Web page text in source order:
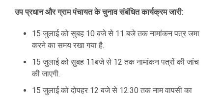
उप प्रधान और ग्राम पंचायत के चुनाव संबंधित कार्यक्रम जारी:
15 जुलाई को सुबह 10 बजे से 11 बजे तक नामांकन पत्र जमा
करने का समय रखा गया है.
15 जुलाई को सुबह 11बजे से 12 तक नामांकन पत्रों की जांच
की जाएगी.
15 जुलाई को दोपहर 12 बजे से 12:30 तक नाम वापसी का